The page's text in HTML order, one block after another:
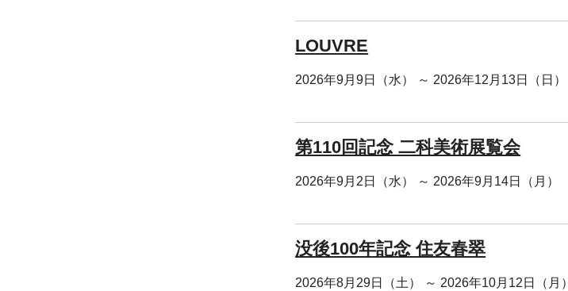
LOUVRE
2026年9月9日（水） ～ 2026年12月13日（日）
第110回記念 二科美術展覧会
2026年9月2日（水） ～ 2026年9月14日（月）
没後100年記念 住友春翠
2026年8月29日（土） ～ 2026年10月12日（月）